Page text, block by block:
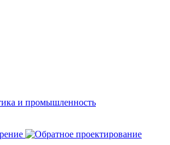
и промышленность